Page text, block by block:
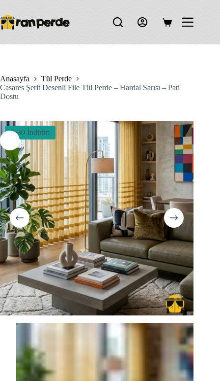
content
Shopping
Anasayfa
Tül Perde
Casares Şerit Desenli File Tül Perde – Hardal Sarısı – Pati
Dostu
%30 İndirim